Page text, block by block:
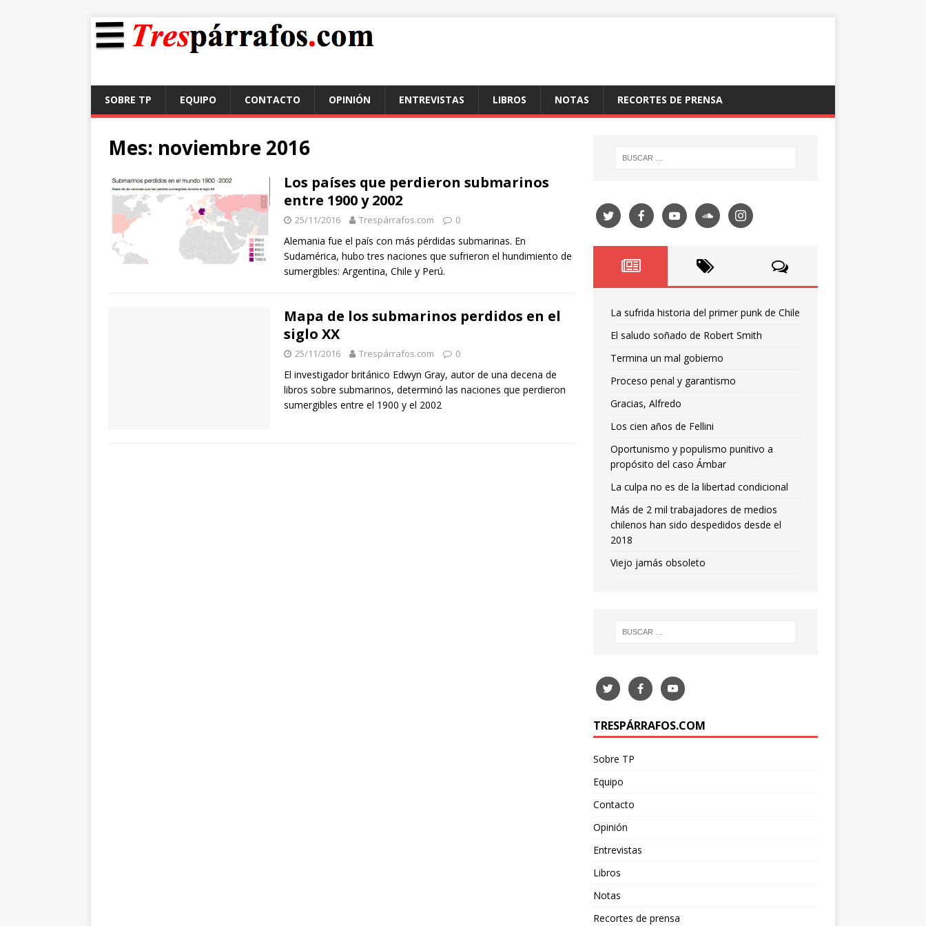
SOBRE TP EQUIPO CONTACTO OPINIÓN ENTREVISTAS LIBROS NOTAS RECORTES DE PRENSA
Mes: noviembre 2016
Los países que perdieron submarinos
entre 1900 y 2002
25/11/2016 Trespárrafos.com 0
Alemania fue el país con más pérdidas submarinas. En
Sudamérica, hubo tres naciones que sufrieron el hundimiento de
sumergibles: Argentina, Chile y Perú.
Mapa de los submarinos perdidos en el
siglo XX
25/11/2016 Trespárrafos.com 0
El investigador británico Edwyn Gray, autor de una decena de
libros sobre submarinos, determinó las naciones que perdieron
sumergibles entre el 1900 y el 2002
La sufrida historia del primer punk de Chile
El saludo soñado de Robert Smith
Termina un mal gobierno
Proceso penal y garantismo
Gracias, Alfredo
Los cien años de Fellini
Oportunismo y populismo punitivo a
propósito del caso Ámbar
La culpa no es de la libertad condicional
Más de 2 mil trabajadores de medios
chilenos han sido despedidos desde el
2018
Viejo jamás obsoleto
TRESPÁRRAFOS.COM
Sobre TP
Equipo
Contacto
Opinión
Entrevistas
Libros
Notas
Recortes de prensa